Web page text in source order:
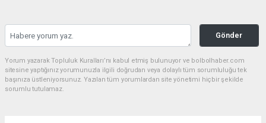
Gönder
Yorum yazarak Topluluk Kuralları’nı kabul etmiş bulunuyor ve bolbolhaber.com
sitesine yaptığınız yorumunuzla ilgili doğrudan veya dolaylı tüm sorumluluğu tek
başınıza üstleniyorsunuz. Yazılan tüm yorumlardan site yönetimi hiçbir şekilde
sorumlu tutulamaz.